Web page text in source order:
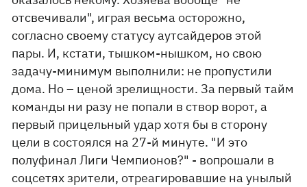
отсвечивали", играя весьма осторожно,
согласно своему статусу аутсайдеров этой
пары. И, кстати, тышком-нышком, но свою
задачу-минимум выполнили: не пропустили
дома. Но – ценой зрелищности. За первый тайм
команды ни разу не попали в створ ворот, а
первый прицельный удар хотя бы в сторону
цели в состоялся на 27-й минуте. "И это
полуфинал Лиги Чемпионов?" - вопрошали в
соцсетях зрители, отреагировавшие на унылый